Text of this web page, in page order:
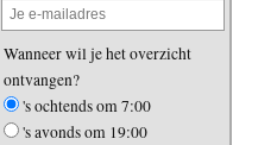
Wanneer wil je het overzicht
ontvangen?
's ochtends om 7:00
's avonds om 19:00